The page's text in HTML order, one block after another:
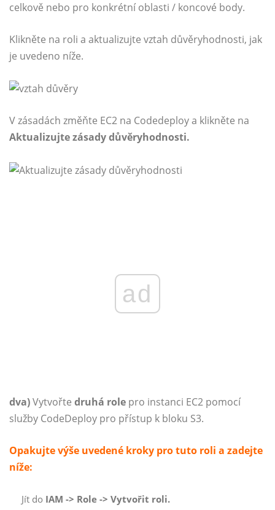
celkově nebo pro konkrétní oblasti / koncové body.
Klikněte na roli a aktualizujte vztah důvěryhodnosti, jak
je uvedeno níže.
V zásadách změňte EC2 na Codedeploy a klikněte na
Aktualizujte zásady důvěryhodnosti.
ad
dva)Vytvořte druhá role pro instanci EC2 pomocí
služby CodeDeploy pro přístup k bloku S3.
Opakujte výše uvedené kroky pro tuto roli a zadejte
níže:
Jít do IAM -> Role -> Vytvořit roli.